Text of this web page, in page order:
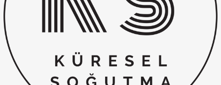
Fan
Fırın, Ocak ve Aspiratör
Klima